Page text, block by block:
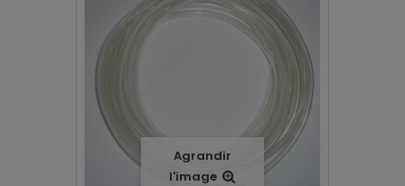
Agrandir
l'image